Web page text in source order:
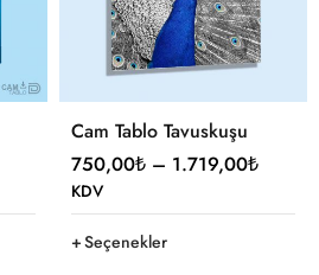
Cam Tablo Tavuskuşu
750,00₺ – 1.719,00₺
KDV
Seçenekler